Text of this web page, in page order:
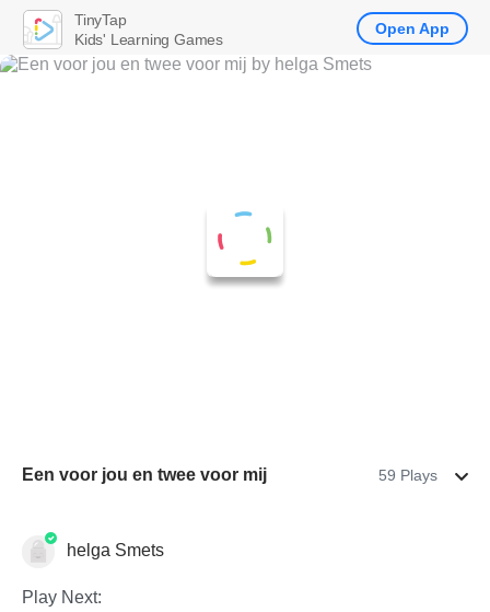
Een voor jou en twee voor mij 59 Plays
Reading Comprehension
helga Smets
Play Next:
TinyTap
Kids' Learning Games
Open App